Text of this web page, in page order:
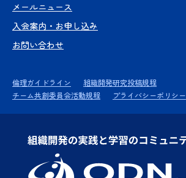
メールニュース
入会案内・お申し込み
お問い合わせ
倫理ガイドライン
組織開発研究投稿規程
チーム共創委員会活動規程
プライバシーポリシー